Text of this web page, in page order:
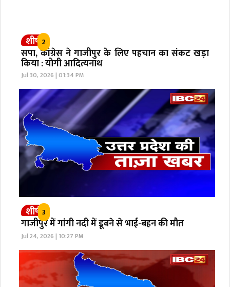
शीर्ष 2
सपा, कांग्रेस ने गाजीपुर के लिए पहचान का संकट खड़ा
किया : योगी आदित्यनाथ
Jul 30, 2026 | 01:34 PM
शीर्ष 3
गाजीपुर में गांगी नदी में डूबने से भाई-बहन की मौत
Jul 24, 2026 | 10:27 PM